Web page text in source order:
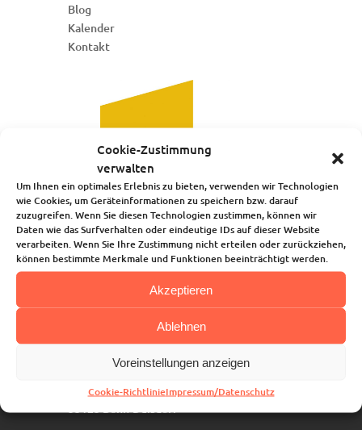
Cookie-Zustimmung
verwalten
Um Ihnen ein optimales Erlebnis zu bieten, verwenden wir Technologien
wie Cookies, um Geräteinformationen zu speichern bzw. darauf
zuzugreifen. Wenn Sie diesen Technologien zustimmen, können wir
Daten wie das Surfverhalten oder eindeutige IDs auf dieser Website
verarbeiten. Wenn Sie Ihre Zustimmung nicht erteilen oder zurückziehen,
können bestimmte Merkmale und Funktionen beeinträchtigt werden.
Akzeptieren
Ablehnen
Voreinstellungen anzeigen
Cookie-RichtlinieImpressum/Datenschutz
Blog
Kalender
Kontakt
Joki-Familienhaus
Ev. Familienzentrum
an der Johanniskirche
53123 Bonn-Duisdorf